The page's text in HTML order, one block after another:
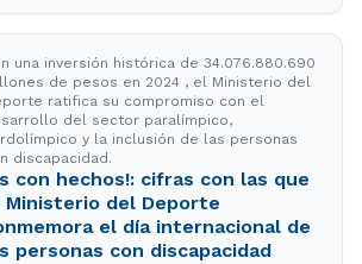
una inversión histórica de 34.076.880.690
de pesos en 2024 , el Ministerio del
ratifica su compromiso con el
del sector paralímpico,
y la inclusión de las personas
discapacidad.
con hechos!: cifras con las que
Ministerio del Deporte
el día internacional de
personas con discapacidad